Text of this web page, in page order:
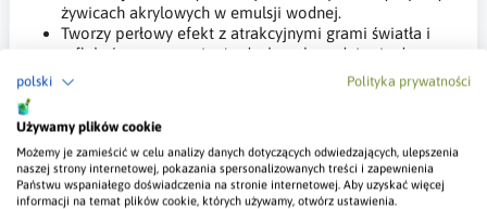
polski Polityka prywatności
Używamy plików cookie
Możemy je zamieścić w celu analizy danych dotyczących odwiedzających, ulepszenia
naszej strony internetowej, pokazania spersonalizowanych treści i zapewnienia
Państwu wspaniałego doświadczenia na stronie internetowej. Aby uzyskać więcej
informacji na temat plików cookie, których używamy, otwórz ustawienia.
żywicach akrylowych w emulsji wodnej.
Tworzy perłowy efekt z atrakcyjnymi grami światła i
refleksów, co sprawia, że doskonale nadaje się do
specjalnych dekoracji o miękkiej w dotyku powierzchni.
Wysoka jakość gwarantuje maksymalną ochronę i
przenikanie plam i zabrudzeń.
Farba jest łatwa do czyszczenia, nawet przy użyciu
detergentów komercyjnych. Dzięki swojemu
bezwonności jest szczególnie polecana do miejsc słabo